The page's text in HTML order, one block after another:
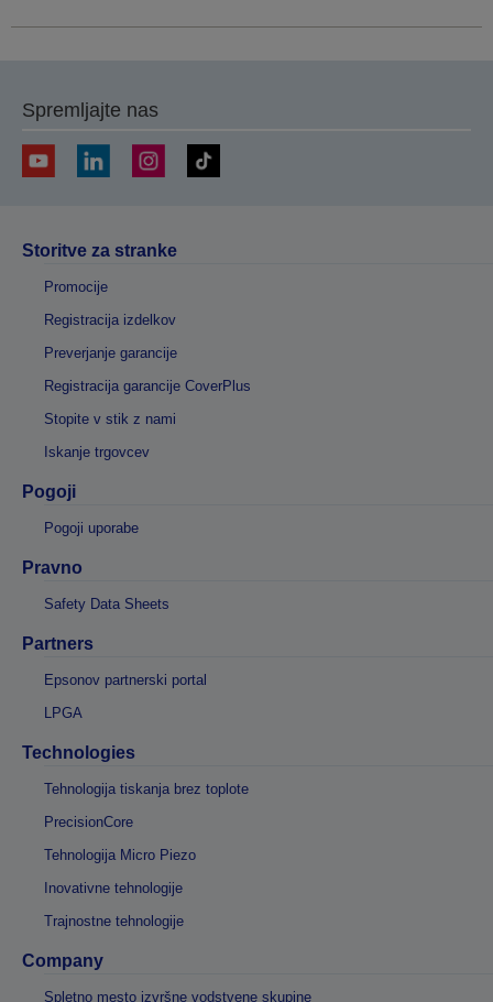
Spremljajte nas
Storitve za stranke
Promocije
Registracija izdelkov
Preverjanje garancije
Registracija garancije CoverPlus
Stopite v stik z nami
Iskanje trgovcev
Pogoji
Pogoji uporabe
Pravno
Safety Data Sheets
Partners
Epsonov partnerski portal
LPGA
Technologies
Tehnologija tiskanja brez toplote
PrecisionCore
Tehnologija Micro Piezo
Inovativne tehnologije
Trajnostne tehnologije
Company
Spletno mesto izvršne vodstvene skupine